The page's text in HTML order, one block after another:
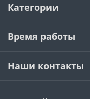
Категории
Время работы
Наши контакты